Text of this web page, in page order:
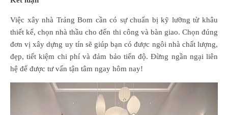
Việc xây nhà Trảng Bom cần có sự chuẩn bị kỹ lưỡng từ khâu
thiết kế, chọn nhà thầu cho đến thi công và bàn giao. Chọn đúng
đơn vị xây dựng uy tín sẽ giúp bạn có được ngôi nhà chất lượng,
đẹp, tiết kiệm chi phí và đảm bảo tiến độ. Đừng ngần ngại liên
hệ để được tư vấn tận tâm ngay hôm nay!